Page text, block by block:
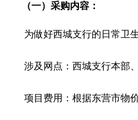
（一） 采购内容：
为做好西城支行的日常卫
涉及网点 ： 西城支行本部
项目费用 ： 根据东营市物